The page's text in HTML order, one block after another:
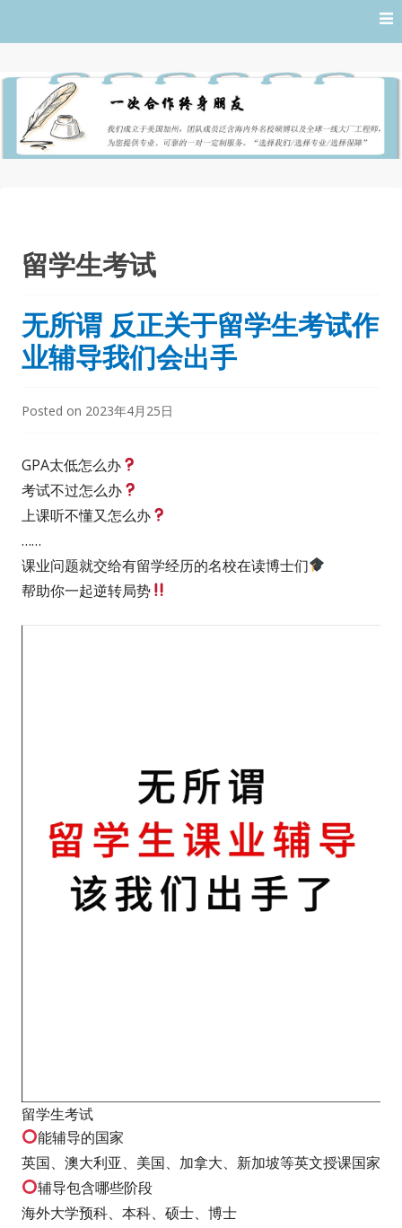
留学生考试
无所谓 反正关于留学生考试作
业辅导我们会出手
Posted on 2023年4月25日
GPA太低怎么办
考试不过怎么办
上课听不懂又怎么办
……
课业问题就交给有留学经历的名校在读博士们
帮助你一起逆转局势
留学生考试
能辅导的国家
英国、澳大利亚、美国、加拿大、新加坡等英文授课国家
辅导包含哪些阶段
海外大学预科、本科、硕士、博士